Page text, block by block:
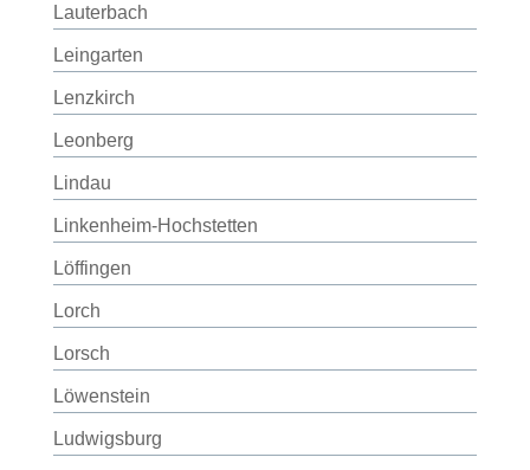
Lauterbach
Leingarten
Lenzkirch
Leonberg
Lindau
Linkenheim-Hochstetten
Löffingen
Lorch
Lorsch
Löwenstein
Ludwigsburg